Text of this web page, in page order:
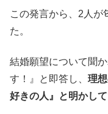
この発言から、2人が
た。
結婚願望について聞
す！』と即答し、 理
好きの人』と明かして